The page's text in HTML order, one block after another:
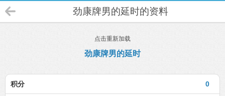
劲康牌男的延时的资料
点击重新加载
劲康牌男的延时
0
积分